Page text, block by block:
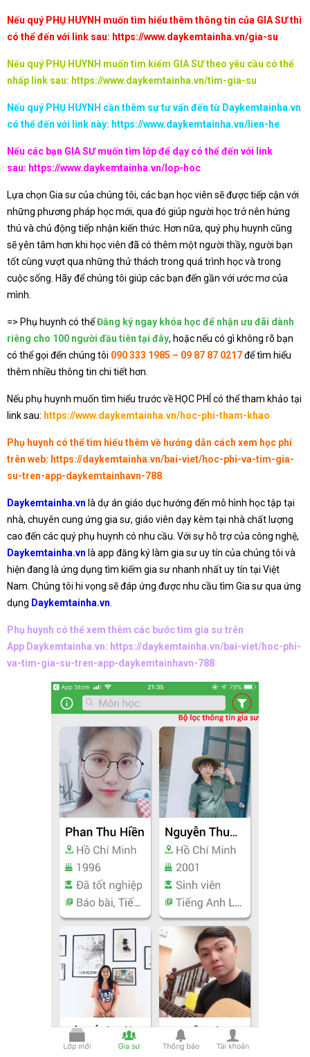
Nếu quý PHỤ HUYNH muốn tìm hiểu thêm thông tin của GIA SƯ thì
có thể đến với link sau: https://www.daykemtainha.vn/gia-su
Nếu quý PHỤ HUYNH muốn tìm kiếm GIA SƯ theo yêu cầu có thể
nhấp link sau: https://www.daykemtainha.vn/tim-gia-su
Nếu quý PHỤ HUYNH cần thêm sự tư vấn đến từ Daykemtainha.vn
có thể đến với link này: https://www.daykemtainha.vn/lien-he
Nếu các bạn GIA SƯ muốn tìm lớp để dạy có thể đến với link
sau: https://www.daykemtainha.vn/lop-hoc
Lựa chọn Gia sư của chúng tôi, các bạn học viên sẽ được tiếp cận với
những phương pháp học mới, qua đó giúp người học trở nên hứng
thú và chủ động tiếp nhận kiến thức. Hơn nữa, quý phụ huynh cũng
sẽ yên tâm hơn khi học viên đã có thêm một người thầy, người bạn
tốt cùng vượt qua những thử thách trong quá trình học và trong
cuộc sống. Hãy để chúng tôi giúp các bạn đến gần với ước mơ của
mình.
=> Phụ huynh có thểĐăng ký ngay khóa học để nhận ưu đãi dành
riêng cho 100 người đầu tiên tại đây, hoặc nếu có gì không rõ bạn
có thể gọi đến chúng tôi 090 333 1985 – 09 87 87 0217để tìm hiểu
thêm nhiều thông tin chi tiết hơn.
Nếu phụ huynh muốn tìm hiểu trước về HỌC PHÍ có thể tham khảo tại
link sau: https://www.daykemtainha.vn/hoc-phi-tham-khao
Phụ huynh có thể tìm hiểu thêm về hướng dẫn cách xem học phí
trên web: https://daykemtainha.vn/bai-viet/hoc-phi-va-tim-gia-
su-tren-app-daykemtainhavn-788
Daykemtainha.vn là dự án giáo dục hướng đến mô hình học tập tại
nhà, chuyên cung ứng gia sư, giáo viên dạy kèm tại nhà chất lượng
cao đến các quý phụ huynh có nhu cầu. Với sự hỗ trợ của công nghệ,
Daykemtainha.vn là app đăng ký làm gia sư uy tín của chúng tôi và
hiện đang là ứng dụng tìm kiếm gia sư nhanh nhất uy tín tại Việt
Nam. Chúng tôi hi vọng sẽ đáp ứng được nhu cầu tìm Gia sư qua ứng
dụng Daykemtainha.vn
Phụ huynh có thể xem thêm các bước tìm gia sư trên
App Daykemtainha.vn: https://daykemtainha.vn/bai-viet/hoc-phi-
va-tim-gia-su-tren-app-daykemtainhavn-788